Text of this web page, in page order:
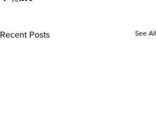
Recent Posts See All